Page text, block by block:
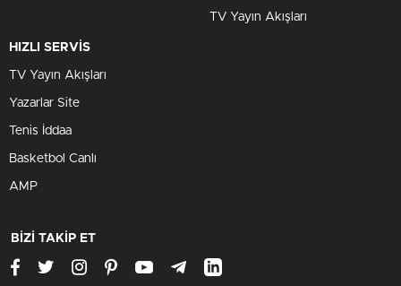
TV Yayın Akışları
HIZLI SERVİS
TV Yayın Akışları
Yazarlar Site
Tenis İddaa
Basketbol Canlı
AMP
BİZİ TAKİP ET